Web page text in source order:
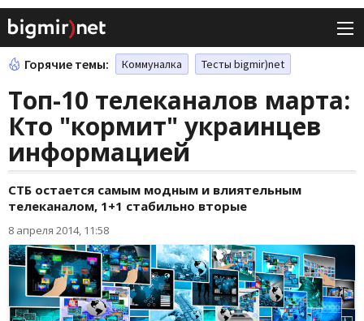
Горячие темы: Коммуналка Тесты bigmir)net
Топ-10 телеканалов марта:
Кто "кормит" украинцев
информацией
СТБ остается самым модным и влиятельным
телеканалом, 1+1 стабильно вторые
8 апреля 2014, 11:58